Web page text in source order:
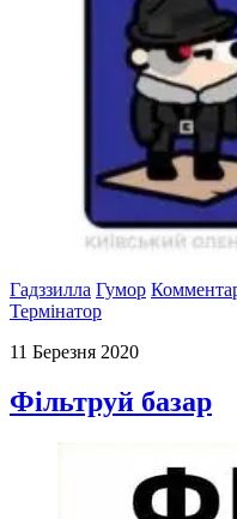
Гадззилла Гумор
Термінатор
11 Березня 2020
Фільтруй базар